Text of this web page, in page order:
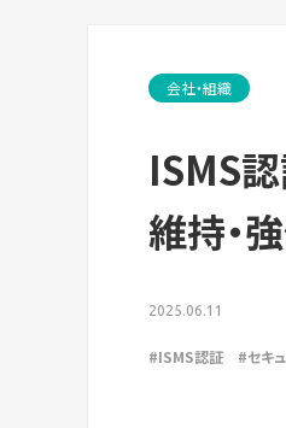
会社・組織
ISMS
維持・
2025.06.11
#ISMS認証 #セキ